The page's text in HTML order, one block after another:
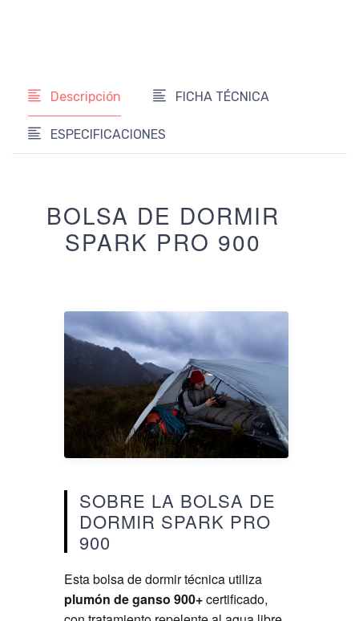
Descripción FICHA TÉCNICA
ESPECIFICACIONES
BOLSA DE DORMIR
SPARK PRO 900
SOBRE LA BOLSA DE
DORMIR SPARK PRO
900
Esta bolsa de dormir técnica utiliza
plumón de ganso 900+certificado,